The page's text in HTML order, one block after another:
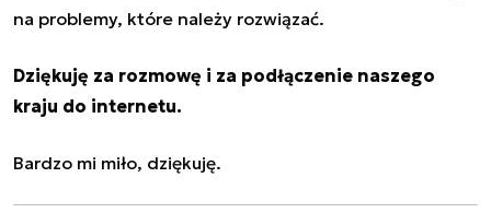
na problemy, które należy rozwiązać.
Dziękuję za rozmowę i za podłączenie naszego
kraju do internetu.
Bardzo mi miło, dziękuję.